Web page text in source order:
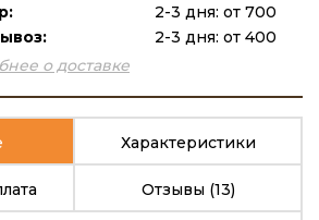
2-3 дня: от 700
2-3 дня: от 400
о доставке
Характеристики
Отзывы (13)